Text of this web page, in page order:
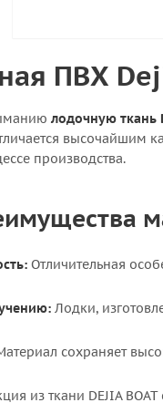
ПВХ
лодочную ткань
высочайшим
производства.
Отличительная
Лодки,
сохраняет
из ткани DEJIA